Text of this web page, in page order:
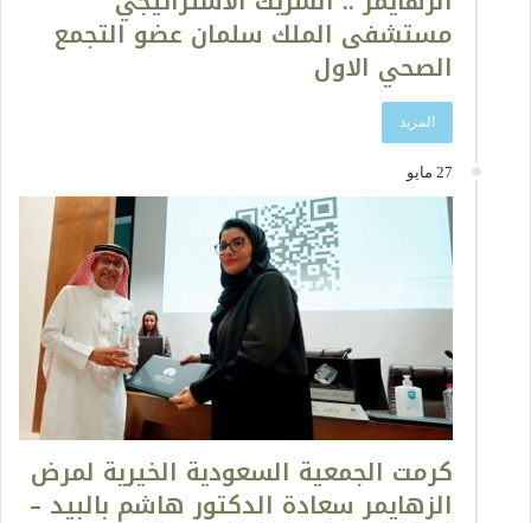
مستشفى الملك سلمان عضو التجمع
الصحي الاول
المزيد
27 مايو
كرمت الجمعية السعودية الخيرية لمرض
الزهايمر سعادة الدكتور هاشم بالبيد –